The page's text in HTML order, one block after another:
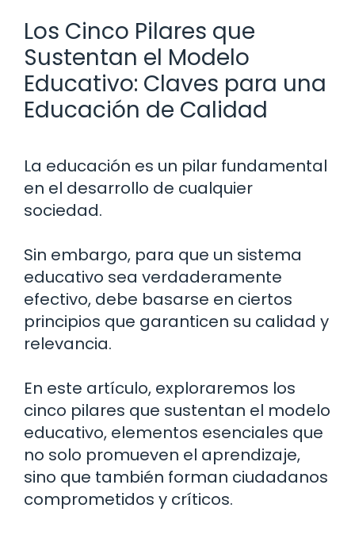
Los Cinco Pilares que
Sustentan el Modelo
Educativo: Claves para una
Educación de Calidad
La educación es un pilar fundamental
en el desarrollo de cualquier
sociedad.
Sin embargo, para que un sistema
educativo sea verdaderamente
efectivo, debe basarse en ciertos
principios que garanticen su calidad y
relevancia.
En este artículo, exploraremos los
cinco pilares que sustentan el modelo
educativo, elementos esenciales que
no solo promueven el aprendizaje,
sino que también forman ciudadanos
comprometidos y críticos.